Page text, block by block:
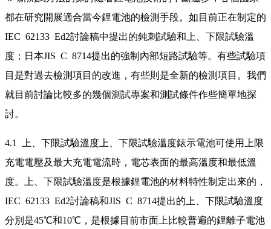
都在研究開展適合當今鋰電池的檢測手段。如目前正在制定的
IEC 62133 Ed2討論稿中提出的鈍刺試驗和上、下限試驗溫
度；日本JIS C 8714提出的強制內部短路試驗等。有些試驗項
目是對過去檢測項目的改進，有些則是全新的檢測項目。我們
就目前討論比較多的幾個測試專案和測試條件作些簡單地探
討。
4.1 上、下限試驗溫度上、下限試驗溫度錶示電池可使用上限
充電電壓及最大充電電流時，電芯表面的最高溫度和最低溫
度。上、下限試驗溫度是根據鋰電池的材料特性制定出來的，
IEC 62133 Ed2討論稿和JIS C 8714提出的上、下限試驗溫度
分別是45℃和10℃，是根據目前市面上比較普遍的鋰離子電池